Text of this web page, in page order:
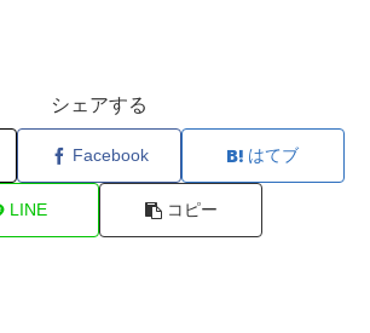
シェアする
Facebook はてブ
LINE コピー